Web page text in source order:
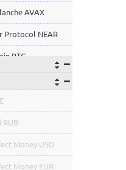
AVAX
Protocol NEAR
BTC
ADA
OMG
XVG
BTT
RUB
Money USD
Money EUR